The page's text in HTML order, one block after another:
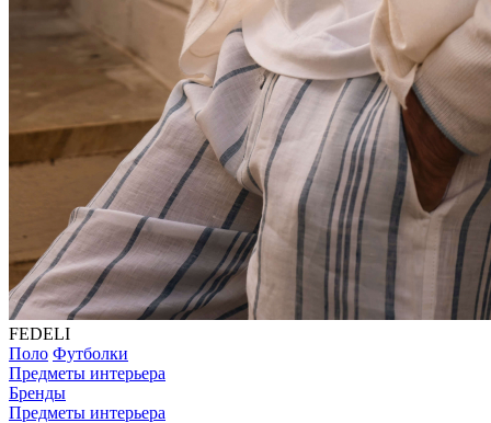
FEDELI
Поло Футболки
Предметы интерьера
Бренды
Предметы интерьера